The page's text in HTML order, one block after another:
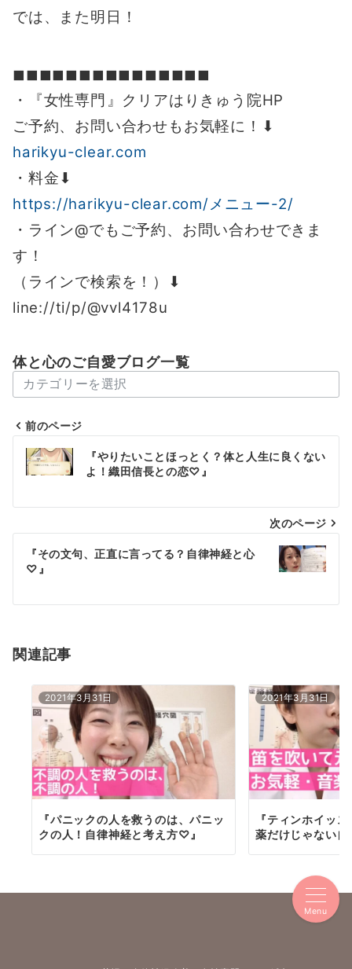
では、また明日！
◼︎◼︎◼︎◼︎◼︎◼︎◼︎◼︎◼︎◼︎◼︎◼︎◼︎◼︎◼︎
・『女性専門』クリアはりきゅう院HP
ご予約、お問い合わせもお気軽に！⬇︎
harikyu-clear.com
・料金⬇︎
https://harikyu-clear.com/メニュー-2/
・ライン@でもご予約、お問い合わせできま
す！
（ラインで検索を！）⬇︎
line://ti/p/@vvl4178u
体と心のご自愛ブログ一覧
体
と
心
の
ロ
投
稿
ビ
シ
ン
前のページ
『やりたいことほっとく？体と人生に良くない
よ！織田信長との恋♡』
次のページ
『その文句、正直に言ってる？自律神経と心
♡』
関連記事
2021年3月31日
『パニックの人を救うのは、パニッ
クの人！自律神経と考え方♡』
2021年3月31日
『ティンホイッ
薬だけじゃない
Menu